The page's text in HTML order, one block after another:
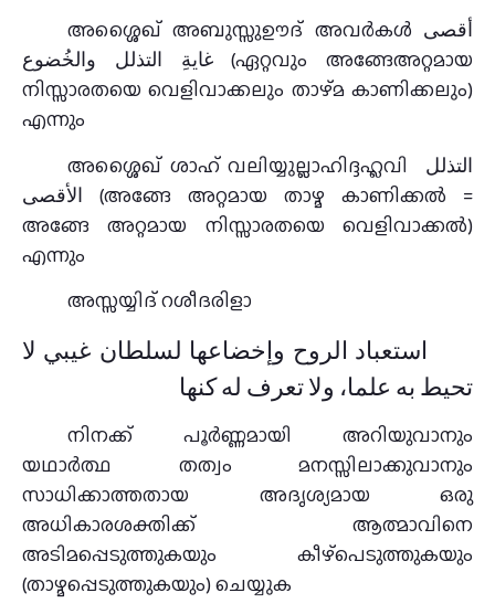
അശ്ശൈഖ് അബുസ്സുഊദ് അവര്‍കൾ أقصى
غايةِ التذلل والخُضوع (ഏറ്റവും അങ്ങേഅറ്റമായ
നിസ്സാരതയെ വെളിവാക്കലും താഴ്‌മ കാണിക്കലും)
എന്നും
അശ്ശൈഖ് ശാഹ് വലിയ്യുല്ലാഹിദ്ദഹ്ലവി التذلل
الأقصى (അങ്ങേ അറ്റമായ താഴ്മ കാണിക്കൽ =
അങ്ങേ അറ്റമായ നിസ്സാരതയെ വെളിവാക്കൽ)
എന്നും
അസ്സയ്യിദ് റശീദരിളാ
استعباد الروح وإخضاعها لسلطان غيبي لا
تحيط به علما، ولا تعرف له كنها
നിനക്ക് പൂർണ്ണമായി അറിയുവാനും
യഥാർത്ഥ തത്വം മനസ്സിലാക്കുവാനും
സാധിക്കാത്തതായ അദൃശ്യമായ ഒരു
അധികാരശക്തിക്ക് ആത്മാവിനെ
അടിമപ്പെടുത്തുകയും കീഴ്പെടുത്തുകയും
(താഴ്മപ്പെടുത്തുകയും) ചെയ്യുക